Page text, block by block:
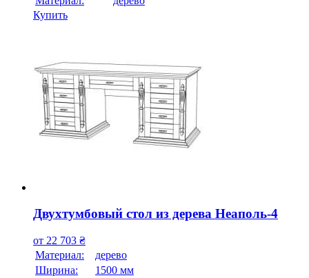
Купить
Двухтумбовый стол из дерева Неаполь-4
от 22 703 ₴
Материал:
дерево
Ширина:
1500 мм